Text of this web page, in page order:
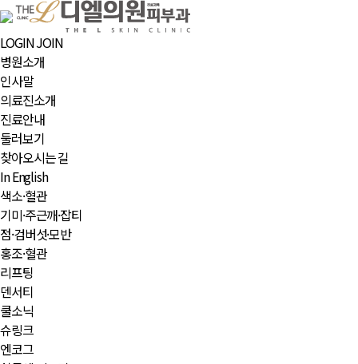
LOGINJOIN
병원소개
인사말
의료진소개
진료안내
둘러보기
찾아오시는 길
In English
색소·혈관
기미·주근깨·잡티
점·검버섯·모반
홍조·혈관
리프팅
덴서티
쿨소닉
슈링크
엔코그